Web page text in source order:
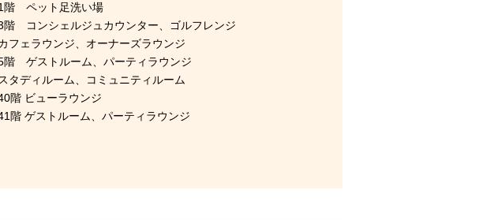
階 ペット足洗い場
階 コンシェルジュカウンター、ゴルフレンジ
フェラウンジ、オーナーズラウンジ
階 ゲストルーム、パーティラウンジ
タディルーム、コミュニティルーム
階 ビューラウンジ
階 ゲストルーム、パーティラウンジ